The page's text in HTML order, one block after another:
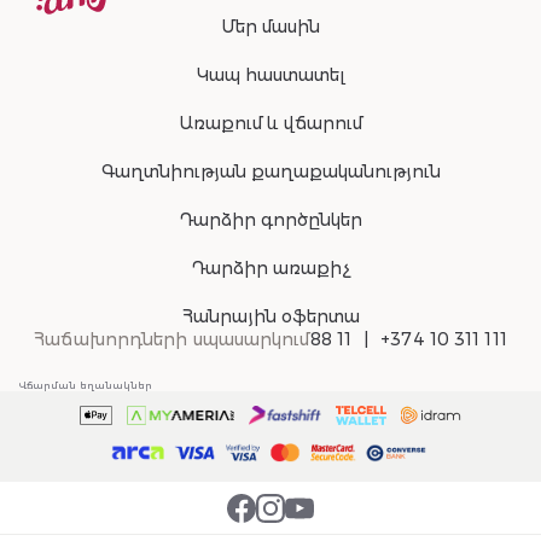
Մեր մասին
Կապ հաստատել
Առաքում և վճարում
Գաղտնիության քաղաքականություն
Դարձիր գործընկեր
Դարձիր առաքիչ
Հանրային օֆերտա
Հաճախորդների սպասարկում88 11 +374 10 311 111
Վճարման եղանակներ